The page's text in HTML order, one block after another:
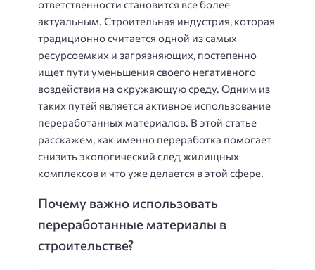
ответственности становится все более
актуальным. Строительная индустрия, которая
традиционно считается одной из самых
ресурсоемких и загрязняющих, постепенно
ищет пути уменьшения своего негативного
воздействия на окружающую среду. Одним из
таких путей является активное использование
переработанных материалов. В этой статье
расскажем, как именно переработка помогает
снизить экологический след жилищных
комплексов и что уже делается в этой сфере.
Почему важно использовать
переработанные материалы в
строительстве?